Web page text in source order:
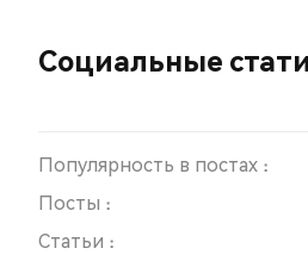
Социальные
Популярность в постах :
Посты :
Статьи :